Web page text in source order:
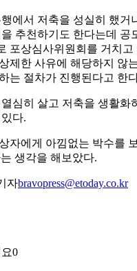
에서 저축을 성실히 했거
추천하기도 한다는데 공
포상심사위원회를 거치고
제한 사유에 해당하지 않
는 절차가 진행된다고 한
심히 살고 저축을 생활화
다.
자에게 아낌없는 박수를
생각을 해보았다.
자bravopress@etoday.co.kr
0